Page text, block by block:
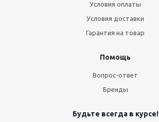
Условия оплаты
Условия доставки
Гарантия на товар
Помощь
Вопрос-ответ
Бренды
Будьте всегда в курсе!